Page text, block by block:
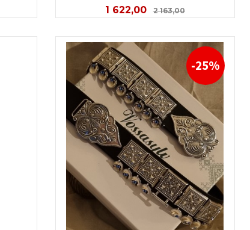
Tilbud
1 622,00 2 163,00Rabatt
KJØP
-25%